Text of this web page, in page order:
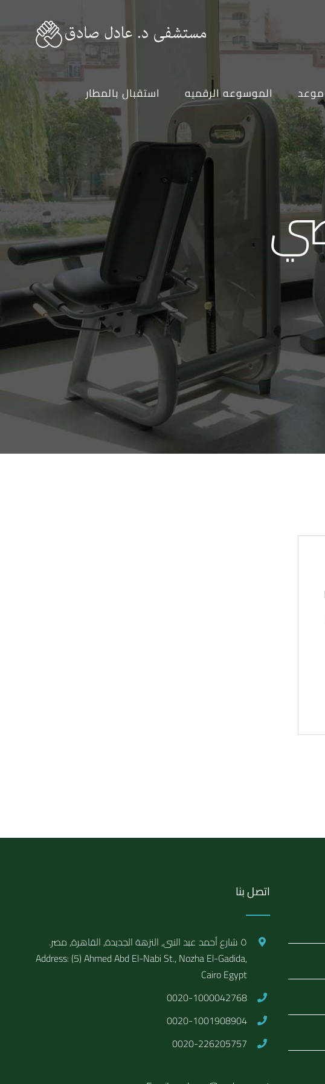
موعد الموسوعه الرقميه استقبال بالمطار
اتصل بنا
٥ شارع أحمد عبد النبى, النزهة الجديدة, القاهرة, مصر.
Address: (5) Ahmed Abd El-Nabi St., Nozha El-Gadida,
Cairo Egypt
0020-1000042768
0020-1001908904
0020-226205757